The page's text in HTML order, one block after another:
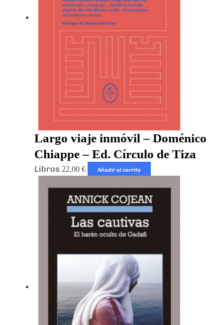
Largo viaje inmóvil – Doménico
Chiappe – Ed. Círculo de Tiza
Libros22,00€ Añadir al carrito